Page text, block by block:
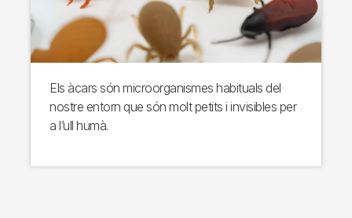
Els àcars són microorganismes habituals del
nostre entorn que són molt petits i invisibles per
a l’ull humà.